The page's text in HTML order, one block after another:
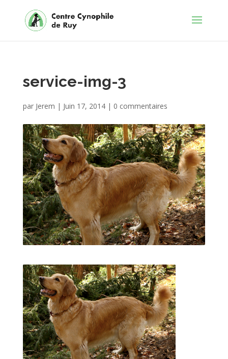
service-img-3
par Jerem | Juin 17, 2014| 0 commentaires